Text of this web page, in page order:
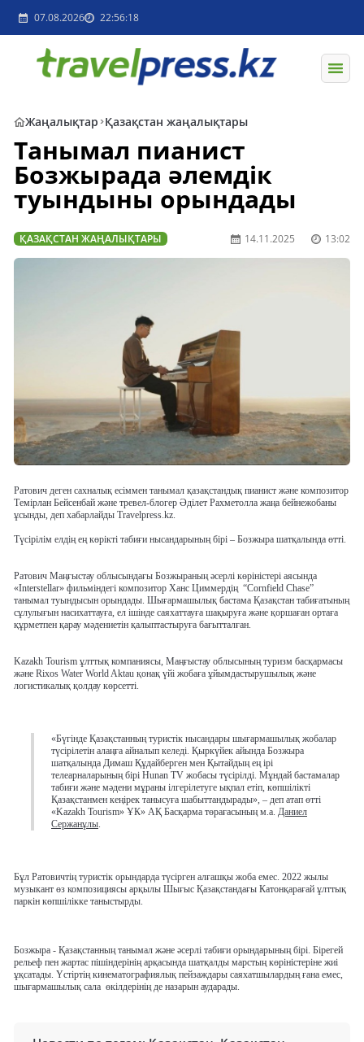
07.08.2026 22:56:18
Жаңалықтар Қазақстан жаңалықтары
Танымал пианист
Бозжырада әлемдік
туындыны орындады
ҚАЗАҚСТАН ЖАҢАЛЫҚТАРЫ 14.11.2025 13:02
Ратович деген сахналық есіммен танымал қазақстандық пианист және композитор
Темірлан Бейсенбай және тревел-блогер Әділет Рахметолла жаңа бейнежобаны
ұсынды, деп хабарлайды Travelpress.kz.
Түсірілім елдің ең көрікті табиғи нысандарының бірі – Бозжыра шатқалында өтті.
Ратович Маңғыстау облысындағы Бозжыраның әсерлі көріністері аясында
«Interstellar» фильміндегі композитор Ханс Циммердің “Cornfield Chase”
танымал туындысын орындады. Шығармашылық бастама Қазақстан табиғатының
сұлулығын насихаттауға, ел ішінде саяхаттауға шақыруға және қоршаған ортаға
құрметпен қарау мәдениетін қалыптастыруға бағытталған.
Kazakh Tourism ұлттық компаниясы, Маңғыстау облысының туризм басқармасы
және Rixos Water World Aktau қонақ үйі жобаға ұйымдастырушылық және
логистикалық қолдау көрсетті.
«Бүгінде Қазақстанның туристік нысандары шығармашылық жобалар
түсірілетін алаңға айналып келеді. Қыркүйек айында Бозжыра
шатқалында Димаш Құдайберген мен Қытайдың ең ірі
телеарналарының бірі Hunan TV жобасы түсірілді. Мұндай бастамалар
табиғи және мәдени мұраны ілгерілетуге ықпал етіп, көпшілікті
Қазақстанмен кеңірек танысуға шабыттандырады», – деп атап өтті
«Kazakh Tourism» ҰК» АҚ Басқарма төрағасының м.а. Даниел
Сержанұлы.
Бұл Ратовичтің туристік орындарда түсірген алғашқы жоба емес. 2022 жылы
музыкант өз композициясы арқылы Шығыс Қазақстандағы Катонқарағай ұлттық
паркін көпшілікке таныстырды.
Бозжыра - Қазақстанның танымал және әсерлі табиғи орындарының бірі. Бірегей
рельеф пен жартас пішіндерінің арқасында шатқалды марстың көріністеріне жиі
ұқсатады. Үстіртің кинематографиялық пейзаждары саяхатшылардың ғана емес,
шығармашылық сала өкілдерінің де назарын аударады.